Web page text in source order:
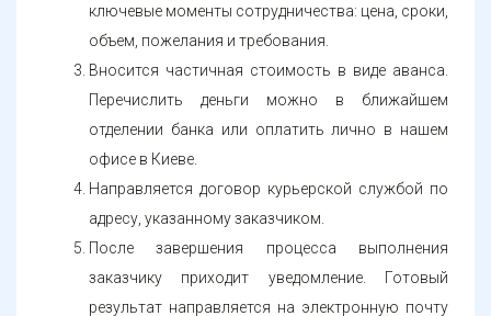
ключевые моменты сотрудничества: цена, сроки,
объем, пожелания и требования.
Вносится частичная стоимость в виде аванса.
Перечислить деньги можно в ближайшем
отделении банка или оплатить лично в нашем
офисе в Киеве.
Направляется договор курьерской службой по
адресу, указанному заказчиком.
После завершения процесса выполнения
заказчику приходит уведомление. Готовый
результат направляется на электронную почту